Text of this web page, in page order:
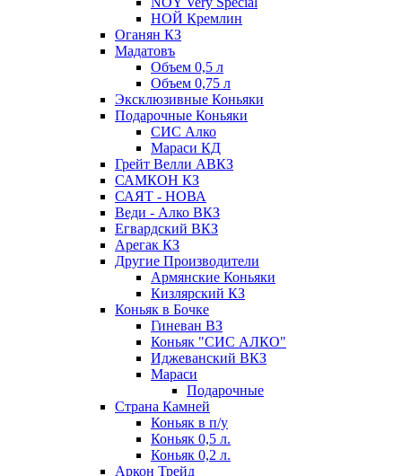
НОЙ Кремлин
Оганян КЗ
Мадатовъ
Объем 0,5 л
Объем 0,75 л
Эксклюзивные Коньяки
Подарочные Коньяки
СИС Алко
Мараси КД
Грейт Велли АВКЗ
САМКОН КЗ
САЯТ - НОВА
Веди - Алко ВКЗ
Егвардский ВКЗ
Арегак КЗ
Другие Производители
Армянские Коньяки
Кизлярский КЗ
Коньяк в Бочке
Гиневан ВЗ
Коньяк "СИС АЛКО"
Иджеванский ВКЗ
Мараси
Подарочные
Страна Камней
Коньяк в п/у
Коньяк 0,5 л.
Коньяк 0,2 л.
Аркон Трейд